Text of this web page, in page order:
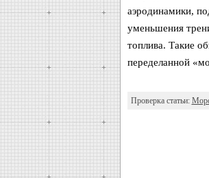
аэродинамики,
уменьшения
топлива. Такие
переделанной
Проверка статьи: